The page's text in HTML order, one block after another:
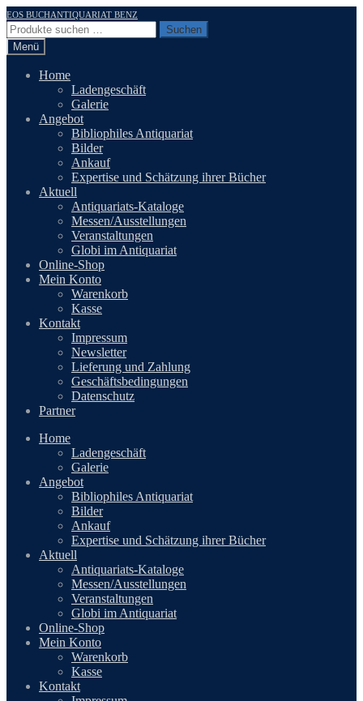
Zur
Navigation
springen
Zum
Inhalt
springen
EOS BUCHANTIQUARIAT BENZ
Suchen
nach:
Suchen
Menü
Home
Ladengeschäft
Galerie
Angebot
Bibliophiles Antiquariat
Bilder
Ankauf
Expertise und Schätzung ihrer Bücher
Aktuell
Antiquariats-Kataloge
Messen/Ausstellungen
Veranstaltungen
Globi im Antiquariat
Online-Shop
Mein Konto
Warenkorb
Kasse
Kontakt
Impressum
Newsletter
Lieferung und Zahlung
Geschäftsbedingungen
Datenschutz
Partner
Home
Ladengeschäft
Galerie
Angebot
Bibliophiles Antiquariat
Bilder
Ankauf
Expertise und Schätzung ihrer Bücher
Aktuell
Antiquariats-Kataloge
Messen/Ausstellungen
Veranstaltungen
Globi im Antiquariat
Online-Shop
Mein Konto
Warenkorb
Kasse
Kontakt